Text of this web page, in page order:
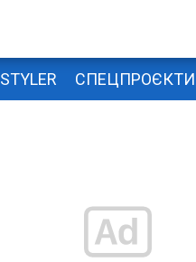
STYLER СПЕЦПРОЄКТИ